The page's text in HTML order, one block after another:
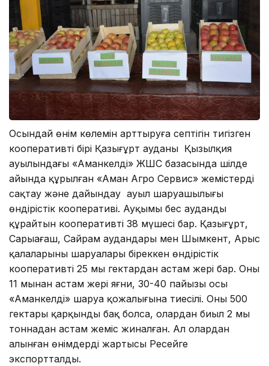
Осындай өнім көлемін арттыруға септігін тигізген
кооперативтің бірі Қазығұрт ауданы Қызылқия
ауылындағы «Аманкелді» ЖШС базасында шілде
айында құрылған «Аман Агро Сервис» жемістерді
сақтау және дайындау ауыл шаруашылығы
өндірістік кооперативі. Ауқымы бес ауданды
құрайтын кооперативтің 38 мүшесі бар. Қазығұрт,
Сарыағаш, Сайрам аудандары мен Шымкент, Арыс
қалаларының шаруалары біреккен өндірістік
кооперативтің 25 мың гектардан астам жері бар. Оның
11 мыңнан астам жері яғни, 30-40 пайызы осы
«Аманкелді» шаруа қожалығына тиесілі. Оның 500
гектары қарқынды бақ болса, олардан биыл 2 мың
тоннадан астам жеміс жиналған. Ал олардан
алынған өнімдердің жартысы Ресейге
экспортталды.